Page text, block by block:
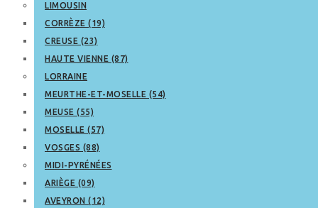
LIMOUSIN
CORRÈZE (19)
CREUSE (23)
HAUTE VIENNE (87)
LORRAINE
MEURTHE-ET-MOSELLE (54)
MEUSE (55)
MOSELLE (57)
VOSGES (88)
MIDI-PYRÉNÉES
ARIÈGE (09)
AVEYRON (12)